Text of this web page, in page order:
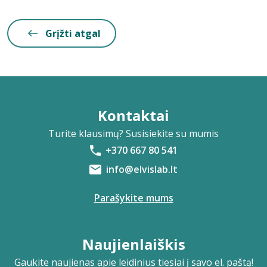
Grįžti atgal
Kontaktai
Turite klausimų? Susisiekite su mumis
+370 667 80 541
info@elvislab.lt
Parašykite mums
Naujienlaiškis
Gaukite naujienas apie leidinius tiesiai į savo el. paštą!